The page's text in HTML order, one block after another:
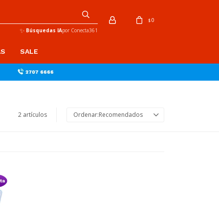
SALE
✨ Búsquedas IApor Conecta361
$0
2 artículos Recomendados